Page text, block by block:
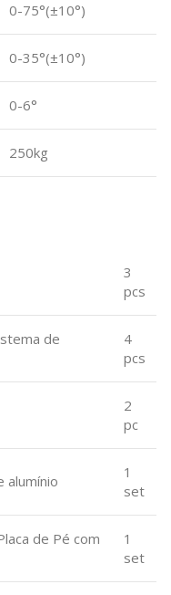
0-75°(±10°)
0-35°(±10°)
0-6°
250kg
3
pcs
de
4
pcs
2
pc
alumínio
1
set
de Pé com
1
set